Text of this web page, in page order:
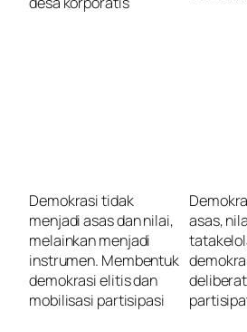
Demokrasi tidak
menjadi asas dan nilai,
melainkan menjadi
instrumen. Membentuk
demokrasi elitis dan
mobilisasi partisipasi
asas,